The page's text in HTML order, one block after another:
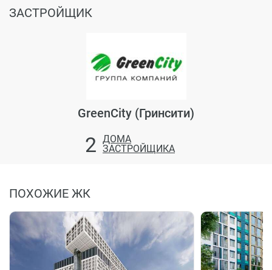
ЗАСТРОЙЩИК
GreenCity (Гринсити)
2 ДОМА
ЗАСТРОЙЩИКА
ПОХОЖИЕ ЖК